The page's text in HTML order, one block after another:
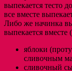
выпекается тесто
все вместе
Либо же начинка
выпекается
яблоки
сливочным
сливочный